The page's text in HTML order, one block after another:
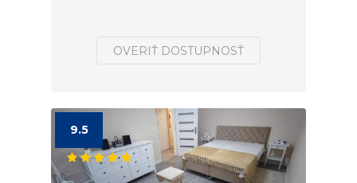
OVERIŤ DOSTUPNOSŤ
9.5